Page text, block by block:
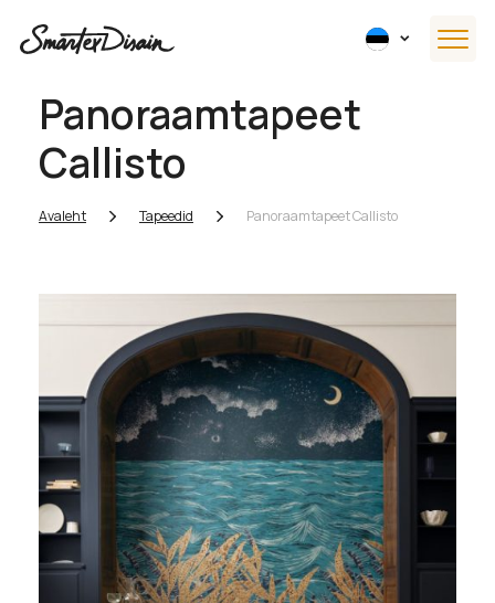
Panoraamtapeet
Callisto
Avaleht Tapeedid Panoraamtapeet Callisto